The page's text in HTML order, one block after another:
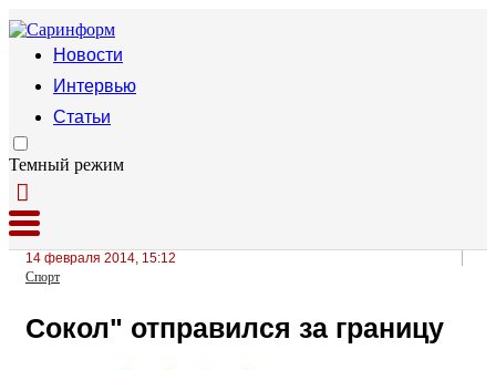
Новости
Интервью
Статьи
Темный режим
14 февраля 2014, 15:12
Спорт
Сокол" отправился за границу